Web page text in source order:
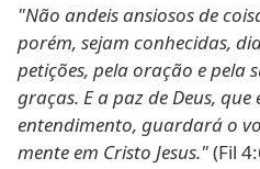
"Não andeis ansiosos de
porém, sejam conhecidas,
petições, pela oração e pela
graças. E a paz de Deus, que
entendimento, guardará o
mente em Cristo Jesus."(Fil